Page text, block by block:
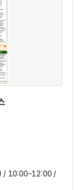
/ 10:00~12:00 /